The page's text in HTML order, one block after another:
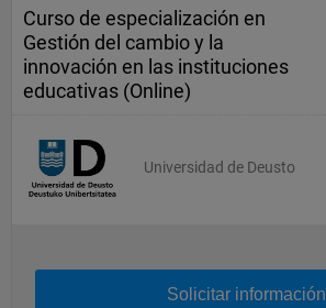
Curso de especialización en
Gestión del cambio y la
innovación en las instituciones
educativas (Online)
Universidad de Deusto
Solicitar información